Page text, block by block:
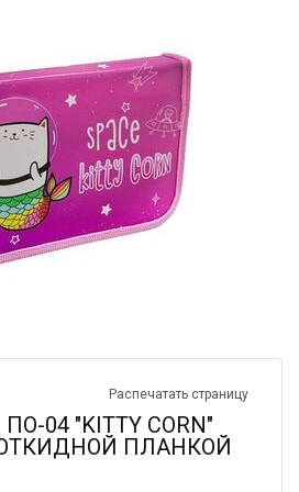
Распечатать страницу
04 "KITTY CORN"
ПЛАНКОЙ